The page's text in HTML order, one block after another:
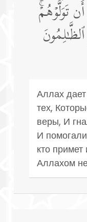
تَوَلَّوۡهُمۡۚ
Аллах
тех,
веры, И
И
кто
Аллахом